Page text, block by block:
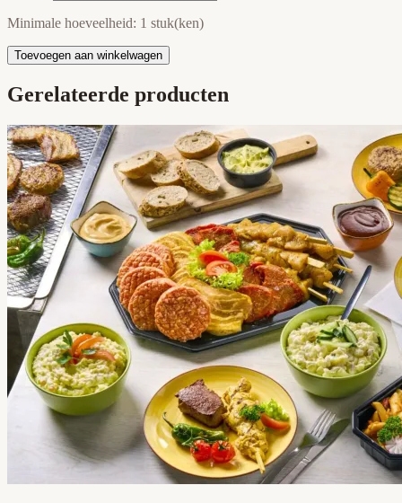
Minimale hoeveelheid: 1 stuk(ken)
Toevoegen aan winkelwagen
Gerelateerde producten